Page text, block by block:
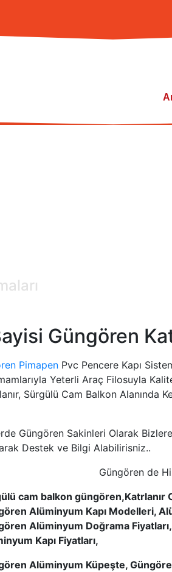
Güngören
Pimapen Pvc Pencere Kapı
Yeterli Araç Filosuyla
Sürgülü Cam Balkon Alanında
Güngören Sakinleri Olarak Bizlere
Destek ve Bilgi Alabilirisniz..
Güngören de
cam balkon güngören,Katrlanır
Alüminyum Kapı Modelleri,
Alüminyum Doğrama
Kapı Fiyatları,
Alüminyum Küpeşte,